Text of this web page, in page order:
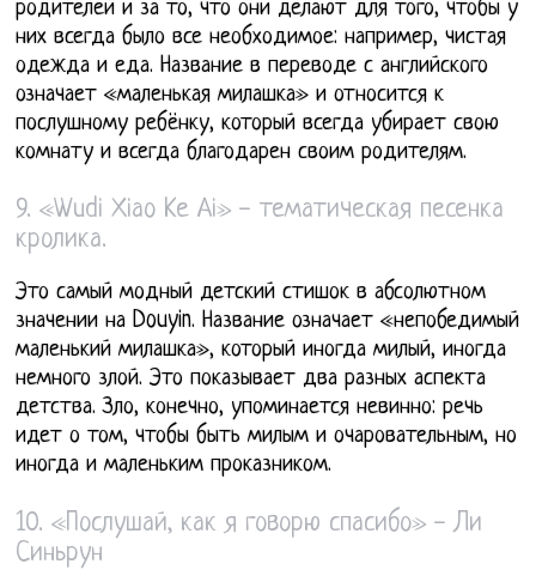
родителей и за то, что они делают для того, чтобы у
них всегда было все необходимое: например, чистая
одежда и еда. Название в переводе с английского
означает «маленькая милашка» и относится к
послушному ребёнку, который всегда убирает свою
комнату и всегда благодарен своим родителям.
9. «Wudi Xiao Ke Ai» - тематическая песенка
кролика.
Это самый модный детский стишок в абсолютном
значении на Douyin. Название означает «непобедимый
маленький милашка», который иногда милый, иногда
немного злой. Это показывает два разных аспекта
детства. Зло, конечно, упоминается невинно: речь
идет о том, чтобы быть милым и очаровательным, но
иногда и маленьким проказником.
10. «Послушай, как я говорю спасибо» - Ли
Синьрун